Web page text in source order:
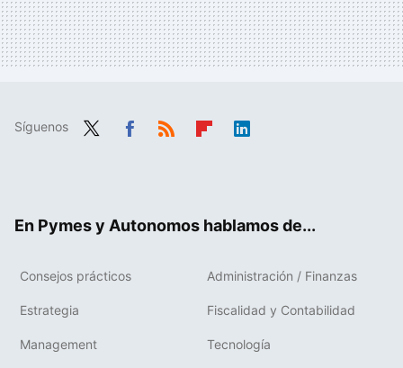
Síguenos
En Pymes y Autonomos hablamos de...
Consejos prácticos Administración / Finanzas
Estrategia Fiscalidad y Contabilidad
Management Tecnología